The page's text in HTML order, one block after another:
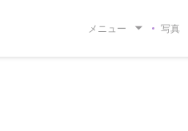
メニュー 写真